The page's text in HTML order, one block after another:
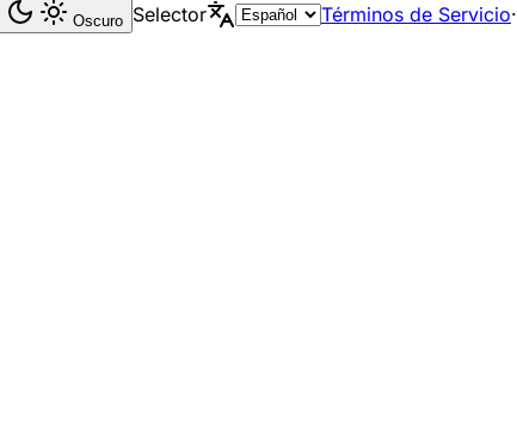
Oscuro Selector Términos de Servicio·